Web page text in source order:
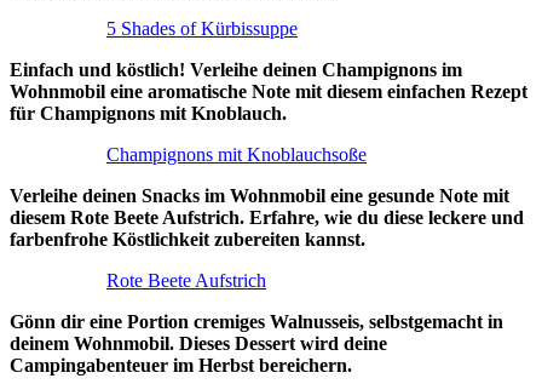
5 Shades of Kürbissuppe
Einfach und köstlich! Verleihe deinen Champignons im
Wohnmobil eine aromatische Note mit diesem einfachen Rezept
für Champignons mit Knoblauch.
Champignons mit Knoblauchsoße
Verleihe deinen Snacks im Wohnmobil eine gesunde Note mit
diesem Rote Beete Aufstrich. Erfahre, wie du diese leckere und
farbenfrohe Köstlichkeit zubereiten kannst.
Rote Beete Aufstrich
Gönn dir eine Portion cremiges Walnusseis, selbstgemacht in
deinem Wohnmobil. Dieses Dessert wird deine
Campingabenteuer im Herbst bereichern.